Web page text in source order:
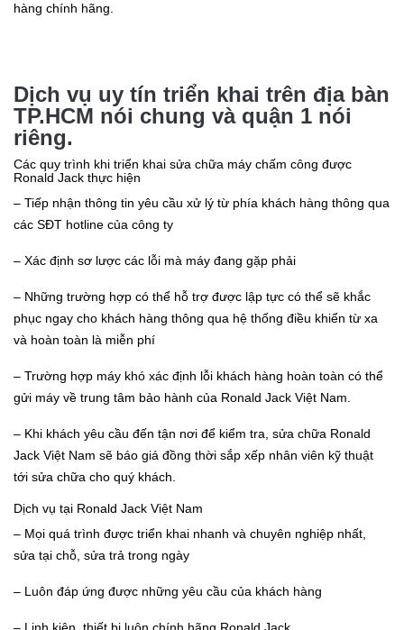
hàng chính hãng.
Dịch vụ uy tín triển khai trên địa bàn
TP.HCM nói chung và quận 1 nói
riêng.
Các quy trình khi triển khai sửa chữa máy chấm công được
Ronald Jack thực hiện
– Tiếp nhận thông tin yêu cầu xử lý từ phía khách hàng thông qua
các SĐT hotline của công ty
– Xác định sơ lược các lỗi mà máy đang gặp phải
– Những trường hợp có thể hỗ trợ được lập tực có thể sẽ khắc
phục ngay cho khách hàng thông qua hệ thống điều khiển từ xa
và hoàn toàn là miễn phí
– Trường hợp máy khó xác định lỗi khách hàng hoàn toàn có thể
gửi máy về trung tâm bảo hành của Ronald Jack Việt Nam.
– Khi khách yêu cầu đến tận nơi để kiểm tra, sửa chữa Ronald
Jack Việt Nam sẽ báo giá đồng thời sắp xếp nhân viên kỹ thuật
tới sửa chữa cho quý khách.
Dịch vụ tại Ronald Jack Việt Nam
– Mọi quá trình được triển khai nhanh và chuyên nghiệp nhất,
sửa tại chỗ, sửa trả trong ngày
– Luôn đáp ứng được những yêu cầu của khách hàng